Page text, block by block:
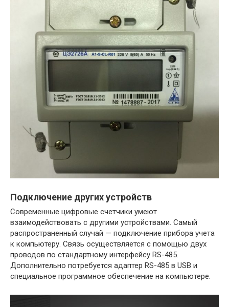
Подключение других устройств
Современные цифровые счетчики умеют
взаимодействовать с другими устройствами. Самый
распространенный случай — подключение прибора учета
к компьютеру. Связь осуществляется с помощью двух
проводов по стандартному интерфейсу RS-485.
Дополнительно потребуется адаптер RS-485 в USB и
специальное программное обеспечение на компьютере.